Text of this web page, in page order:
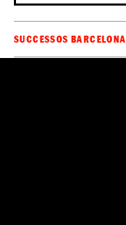
SUCCESSOS BARCELONA